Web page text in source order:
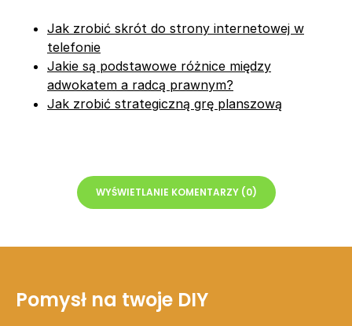
Jak zrobić skrót do strony internetowej w
telefonie
Jakie są podstawowe różnice między
adwokatem a radcą prawnym?
Jak zrobić strategiczną grę planszową
WYŚWIETLANIE KOMENTARZY (0)
Pomysł na twoje DIY